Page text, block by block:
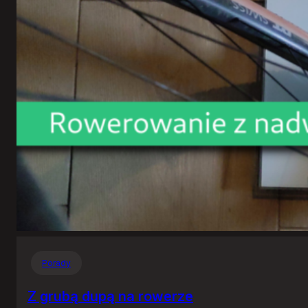
Porady
Z grubą dupą na rowerze